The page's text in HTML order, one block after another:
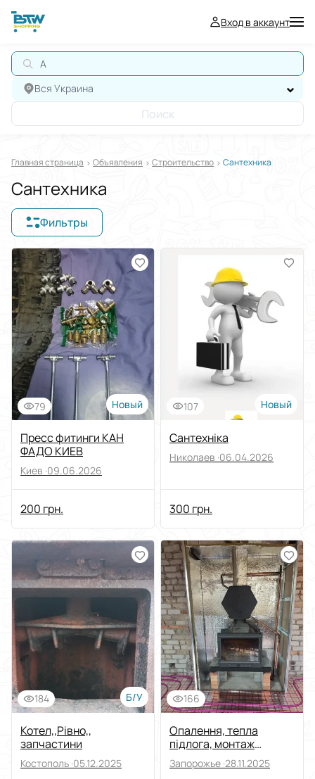
Вход в аккаунт
АВТО
Вся Украина
Поиск
Главная страница Oбъявления Строительство Сантехника
Сантехника
Фильтры
Отображать в $€
Отсортировать по
Выберите группу категорий
Строительство
Выберите категорию
Сантехника
Выберите подкатегорию
Цена
От До
Состояние
Применить
Сбросить все
79 Новый
Пресс фитинги КАН
ФАДО КИЕВ
Киев ·09.06.2026
200 грн.
107 Новый
Сантехніка
Николаев ·06.04.2026
300 грн.
184 Б/У
Котел,,Рівно,,
запчастини
Костополь ·05.12.2025
166
Опалення, тепла
підлога, монтаж
твердопаливних
котлів.
Запорожье ·28.11.2025